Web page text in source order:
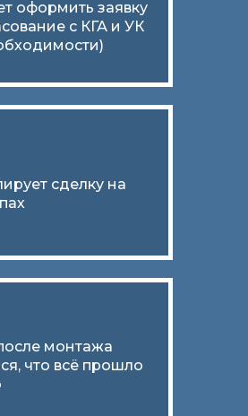
сделку на
оформить заявку
с КГА и УК
монтажа
что всё прошло